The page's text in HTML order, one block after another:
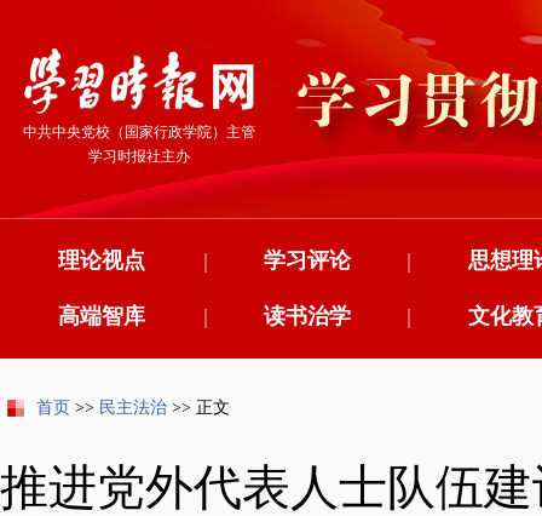
中共中央党校（国家行政学院）主管
学习时报社主办
理论视点 学习评论
| 思想理
|
高端智库 读书治学
| 文化教
|
首页 >> 民主法治 >> 正文
推进党外代表人士队伍